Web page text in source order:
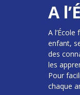
A
A
enfant,
des
les
Pour
chaque